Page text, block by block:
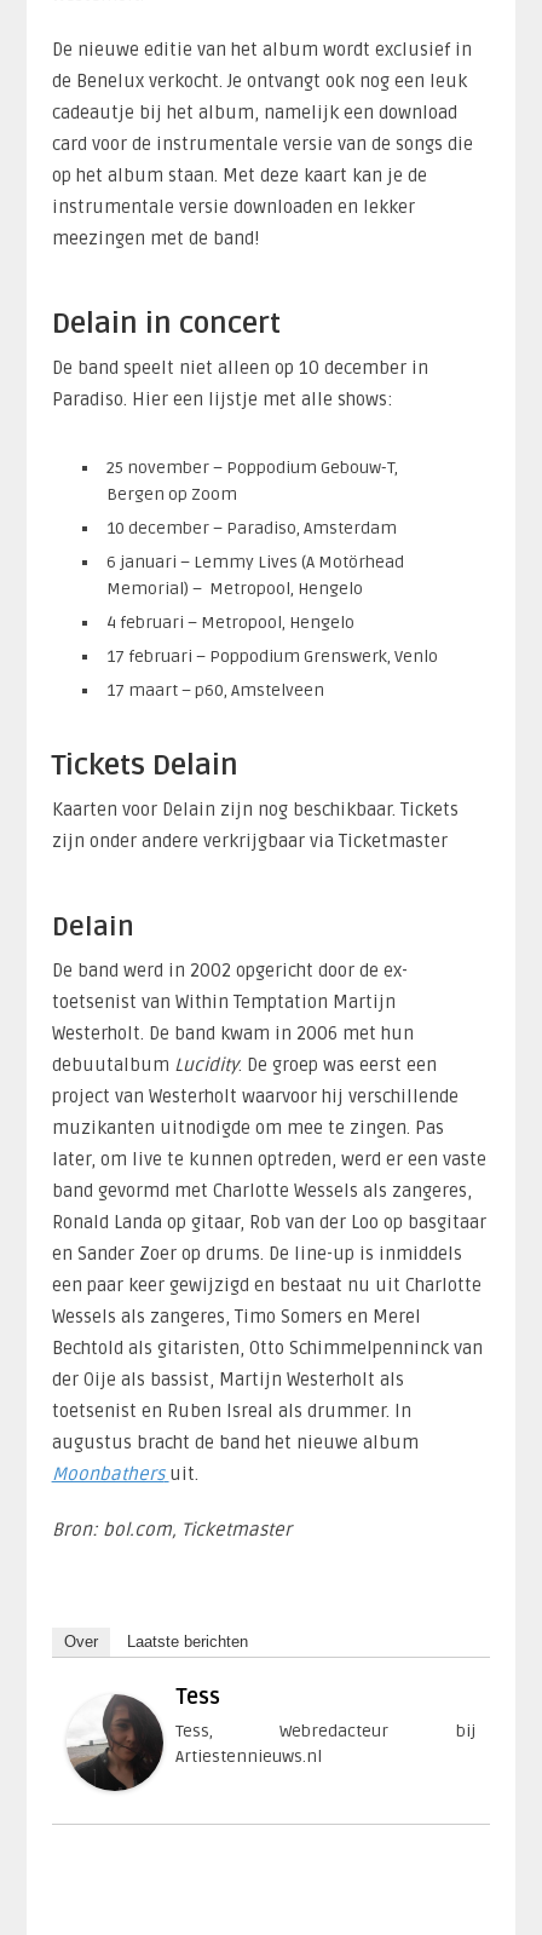
De nieuwe editie van het album wordt exclusief in
de Benelux verkocht. Je ontvangt ook nog een leuk
cadeautje bij het album, namelijk een download
card voor de instrumentale versie van de songs die
op het album staan. Met deze kaart kan je de
instrumentale versie downloaden en lekker
meezingen met de band!
Delain in concert
De band speelt niet alleen op 10 december in
Paradiso. Hier een lijstje met alle shows:
25 november – Poppodium Gebouw-T,
Bergen op Zoom
10 december – Paradiso, Amsterdam
6 januari – Lemmy Lives (A Motörhead
Memorial) – Metropool, Hengelo
4 februari – Metropool, Hengelo
17 februari – Poppodium Grenswerk, Venlo
17 maart – p60, Amstelveen
Tickets Delain
Kaarten voor Delain zijn nog beschikbaar. Tickets
zijn onder andere verkrijgbaar via Ticketmaster
Delain
De band werd in 2002 opgericht door de ex-
toetsenist van Within Temptation Martijn
Westerholt. De band kwam in 2006 met hun
debuutalbum Lucidity. De groep was eerst een
project van Westerholt waarvoor hij verschillende
muzikanten uitnodigde om mee te zingen. Pas
later, om live te kunnen optreden, werd er een vaste
band gevormd met Charlotte Wessels als zangeres,
Ronald Landa op gitaar, Rob van der Loo op basgitaar
en Sander Zoer op drums. De line-up is inmiddels
een paar keer gewijzigd en bestaat nu uit Charlotte
Wessels als zangeres, Timo Somers en Merel
Bechtold als gitaristen, Otto Schimmelpenninck van
der Oije als bassist, Martijn Westerholt als
toetsenist en Ruben Isreal als drummer. In
augustus bracht de band het nieuwe album
Moonbathers uit.
Bron: bol.com, Ticketmaster
Over Laatste berichten
Tess
Tess, Webredacteur bij
Artiestennieuws.nl